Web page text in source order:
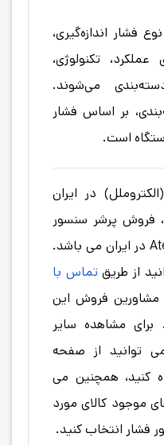
فشار اندازه‌گیری،
عملکرد، تکنولوژی،
می‌شوند.
بر اساس فشار
است.
در ایران
فروش پرشر سنسور
Atek BT10-214-4B-A-G1/2 در ایران می باشد.
از طریق تماس با
مشاورین فروش این
برای مشاهده سایر
توانید از صفحه
کنید، همچنین می
موجود کالای مورد
فشار انتخاب کنید.